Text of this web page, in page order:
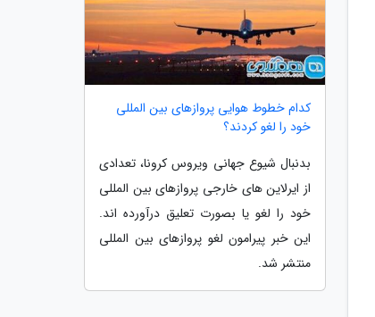
کدام خطوط هوایی پروازهای بین المللی
خود را لغو کردند؟
بدنبال شیوع جهانی ویروس کرونا، تعدادی
از ایرلاین های خارجی پروازهای بین المللی
خود را لغو یا بصورت تعلیق درآورده اند.
این خبر پیرامون لغو پروازهای بین المللی
منتشر شد.